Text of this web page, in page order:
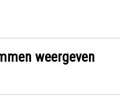
weergeven